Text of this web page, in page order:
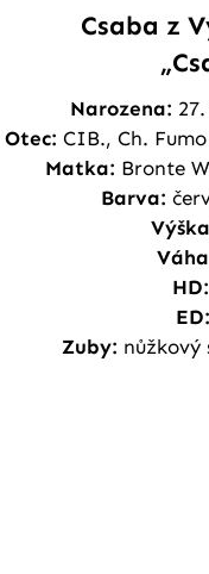
Csaba z
Narozena:
Otec: CIB., Ch.
Matka: Bronte
Barva:
HD:
ED:
Zuby: nůžkový